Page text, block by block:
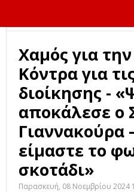
Χαμός για
Κόντρα για
διοίκησης -
αποκάλεσε ο
Γιαννακούρα
είμαστε το
σκοτάδι»
Παρασκευή, 08 Νοεμβρίου 2024